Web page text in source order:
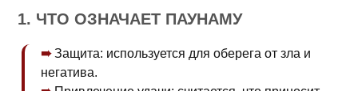
1. ЧТО ОЗНАЧАЕТ ПАУНАМУ
Защита: используется для оберега от зла и
негатива.